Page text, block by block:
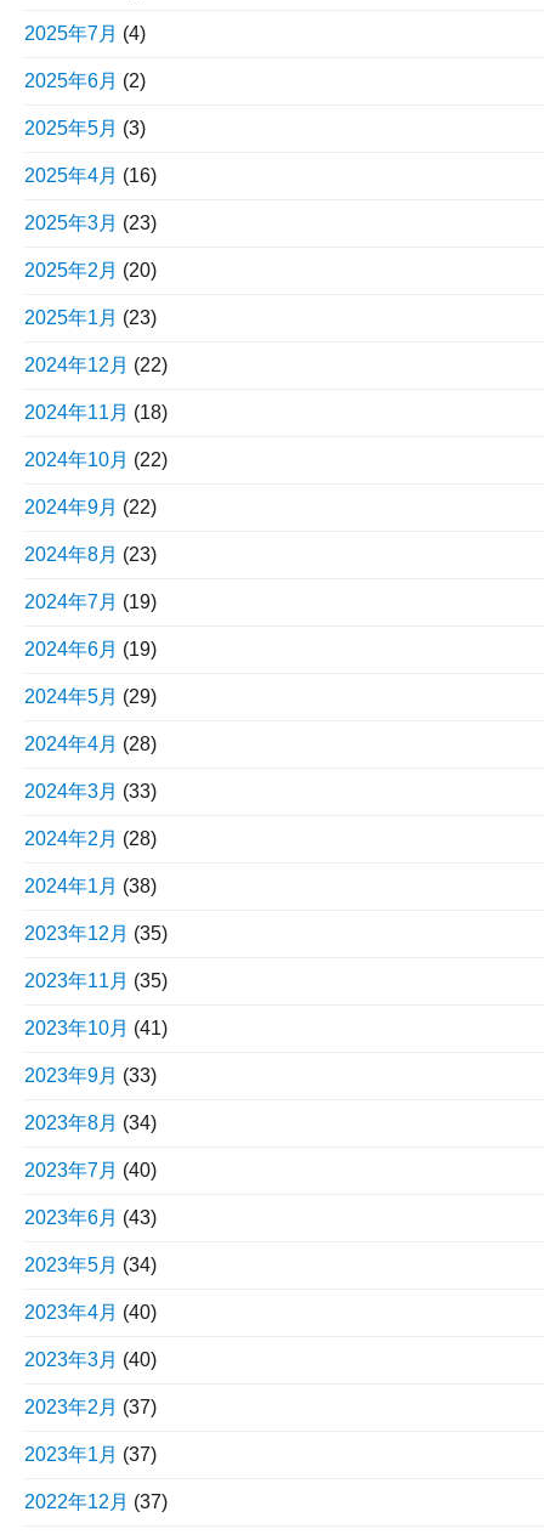
2025年7月 (4)
2025年6月 (2)
2025年5月 (3)
2025年4月 (16)
2025年3月 (23)
2025年2月 (20)
2025年1月 (23)
2024年12月 (22)
2024年11月 (18)
2024年10月 (22)
2024年9月 (22)
2024年8月 (23)
2024年7月 (19)
2024年6月 (19)
2024年5月 (29)
2024年4月 (28)
2024年3月 (33)
2024年2月 (28)
2024年1月 (38)
2023年12月 (35)
2023年11月 (35)
2023年10月 (41)
2023年9月 (33)
2023年8月 (34)
2023年7月 (40)
2023年6月 (43)
2023年5月 (34)
2023年4月 (40)
2023年3月 (40)
2023年2月 (37)
2023年1月 (37)
2022年12月 (37)